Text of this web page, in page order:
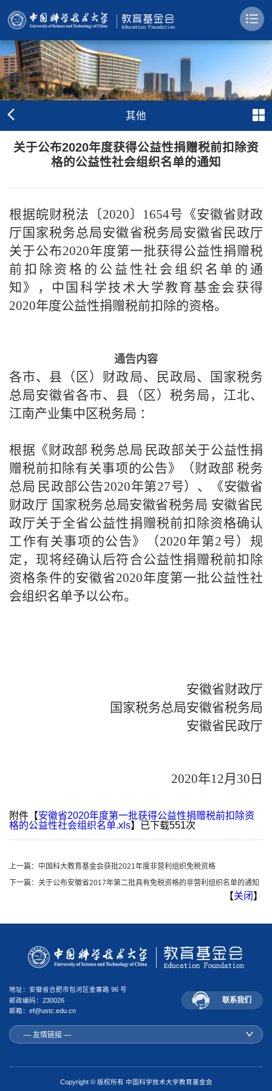
其他
关于公布2020年度获得公益性捐赠税前扣除资
格的公益性社会组织名单的通知
根据皖财税法〔2020〕1654号《安徽省财政
厅国家税务总局安徽省税务局安徽省民政厅
关于公布2020年度第一批获得公益性捐赠税
前扣除资格的公益性社会组织名单的通
知》，中国科学技术大学教育基金会获得
2020年度公益性捐赠税前扣除的资格。
通告内容
各市、县（区）财政局、民政局、国家税务
总局安徽省各市、县（区）税务局，江北、
江南产业集中区税务局 ：
根据《财政部 税务总局 民政部关于公益性捐
赠税前扣除有关事项的公告》（财政部 税务
总局 民政部公告2020年第27号）、《安徽省
财政厅 国家税务总局安徽省税务局 安徽省民
政厅关于全省公益性捐赠税前扣除资格确认
工作有关事项的公告》（2020年第2号）规
定，现将经确认后符合公益性捐赠税前扣除
资格条件的安徽省2020年度第一批公益性社
会组织名单予以公布。
安徽省财政厅
国家税务总局安徽省税务局
安徽省民政厅
2020年12月 30 日
附件【安徽省2020年度第一批获得公益性捐赠税前扣除资
格的公益性社会组织名单.xls】已下载551次
上一篇： 中国科大教育基金会获批2021年度非营利组织免税资格
下一篇： 关于公布安徽省2017年第二批具有免税资格的非营利组织名单的通知
【关闭 】
地址：安徽省合肥市包河区金寨路 96 号
邮政编码：230026
邮箱：ef@ustc.edu.cn
联系我们
— 友情链接 —
Copyright © 版权所有 中国科学技术大学教育基金会